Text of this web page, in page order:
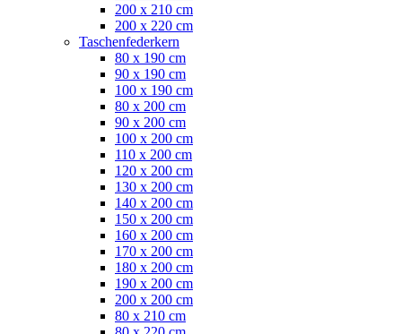
200 x 210 cm
200 x 220 cm
Taschenfederkern
80 x 190 cm
90 x 190 cm
100 x 190 cm
80 x 200 cm
90 x 200 cm
100 x 200 cm
110 x 200 cm
120 x 200 cm
130 x 200 cm
140 x 200 cm
150 x 200 cm
160 x 200 cm
170 x 200 cm
180 x 200 cm
190 x 200 cm
200 x 200 cm
80 x 210 cm